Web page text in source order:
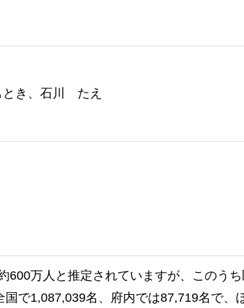
き、石川 たえ
万人と推定されていますが、このう
で1,087,039名、府内では87,719名で